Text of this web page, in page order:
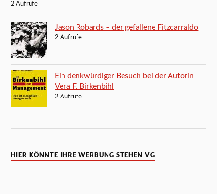
2 Aufrufe
Jason Robards – der gefallene Fitzcarraldo
2 Aufrufe
Ein denkwürdiger Besuch bei der Autorin
Vera F. Birkenbihl
2 Aufrufe
HIER KÖNNTE IHRE WERBUNG STEHEN VG